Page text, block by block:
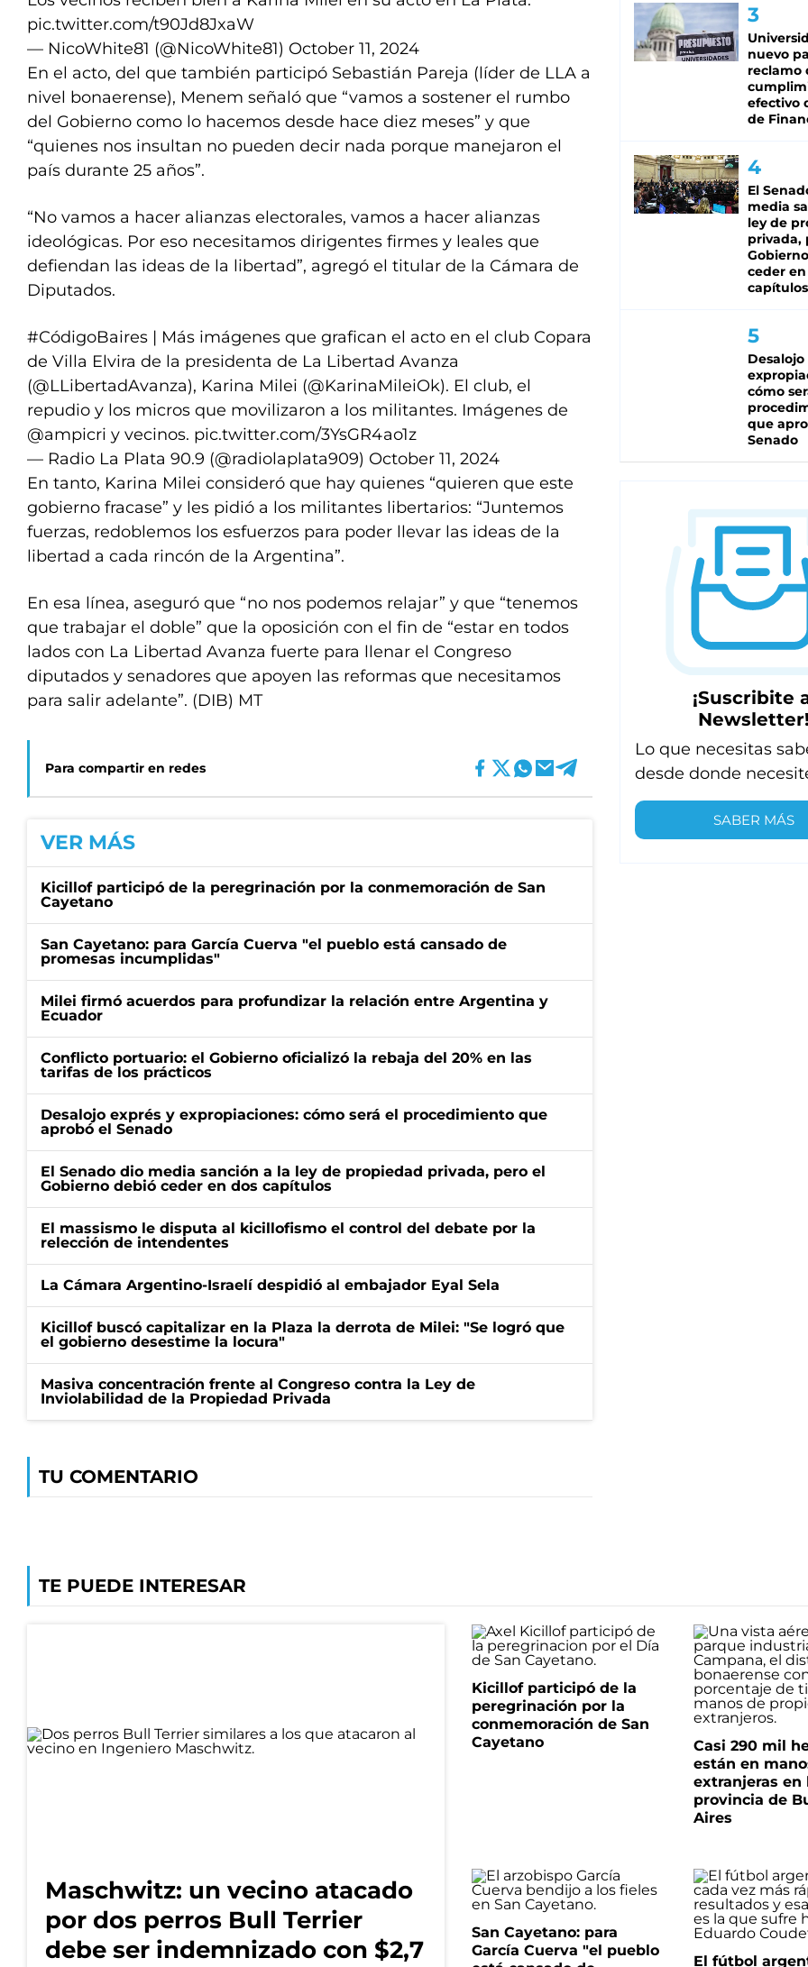
pic.twitter.com/t90Jd8JxaW
— NicoWhite81 (@NicoWhite81) October 11, 2024
En el acto, del que también participó Sebastián Pareja (líder de LLA a
nivel bonaerense), Menem señaló que “vamos a sostener el rumbo
del Gobierno como lo hacemos desde hace diez meses” y que
“quienes nos insultan no pueden decir nada porque manejaron el
país durante 25 años”.
“No vamos a hacer alianzas electorales, vamos a hacer alianzas
ideológicas. Por eso necesitamos dirigentes firmes y leales que
defiendan las ideas de la libertad”, agregó el titular de la Cámara de
Diputados.
#CódigoBaires | Más imágenes que grafican el acto en el club Copara
de Villa Elvira de la presidenta de La Libertad Avanza
(@LLibertadAvanza), Karina Milei (@KarinaMileiOk). El club, el
repudio y los micros que movilizaron a los militantes. Imágenes de
@ampicri y vecinos. pic.twitter.com/3YsGR4ao1z
— Radio La Plata 90.9 (@radiolaplata909) October 11, 2024
En tanto, Karina Milei consideró que hay quienes “quieren que este
gobierno fracase” y les pidió a los militantes libertarios: “Juntemos
fuerzas, redoblemos los esfuerzos para poder llevar las ideas de la
libertad a cada rincón de la Argentina”.
En esa línea, aseguró que “no nos podemos relajar” y que “tenemos
que trabajar el doble” que la oposición con el fin de “estar en todos
lados con La Libertad Avanza fuerte para llenar el Congreso
diputados y senadores que apoyen las reformas que necesitamos
para salir adelante”. (DIB) MT
Para compartir en redes
VER MÁS
Kicillof participó de la peregrinación por la conmemoración de San
Cayetano
San Cayetano: para García Cuerva "el pueblo está cansado de
promesas incumplidas"
Milei firmó acuerdos para profundizar la relación entre Argentina y
Ecuador
Conflicto portuario: el Gobierno oficializó la rebaja del 20% en las
tarifas de los prácticos
Desalojo exprés y expropiaciones: cómo será el procedimiento que
aprobó el Senado
El Senado dio media sanción a la ley de propiedad privada, pero el
Gobierno debió ceder en dos capítulos
El massismo le disputa al kicillofismo el control del debate por la
relección de intendentes
La Cámara Argentino-Israelí despidió al embajador Eyal Sela
Kicillof buscó capitalizar en la Plaza la derrota de Milei: "Se logró que
el gobierno desestime la locura"
Masiva concentración frente al Congreso contra la Ley de
Inviolabilidad de la Propiedad Privada
TU COMENTARIO
nuevo
reclamo
efectivo
de
El
media
ley de
privada,
ceder
capítulos
cómo
que
Senado
¡Suscribite
Lo que necesitas
desde donde
SABER MÁS
TE PUEDE INTERESAR
Maschwitz: un vecino atacado
por dos perros Bull Terrier
debe ser indemnizado con $2,7
Kicillof participó de la
peregrinación por la
conmemoración de San
Cayetano
Casi 290 mil
están en
extranjeras en
provincia de
Aires
San Cayetano: para
García Cuerva "el pueblo
El fútbol